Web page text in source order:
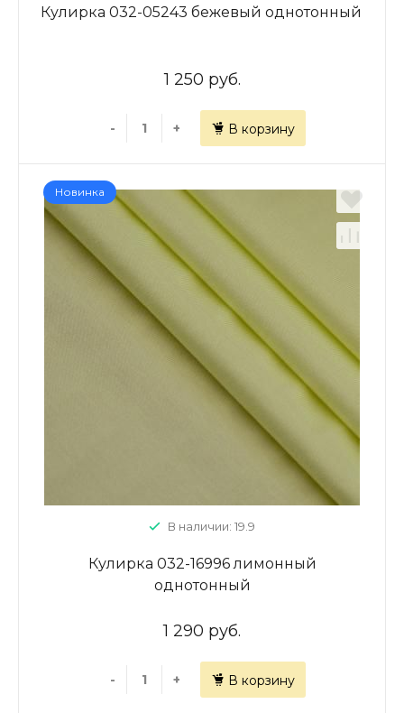
Кулирка 032-05243 бежевый однотонный
1 250 руб.
- + В корзину
Новинка
В наличии: 19.9
Кулирка 032-16996 лимонный
однотонный
1 290 руб.
- + В корзину